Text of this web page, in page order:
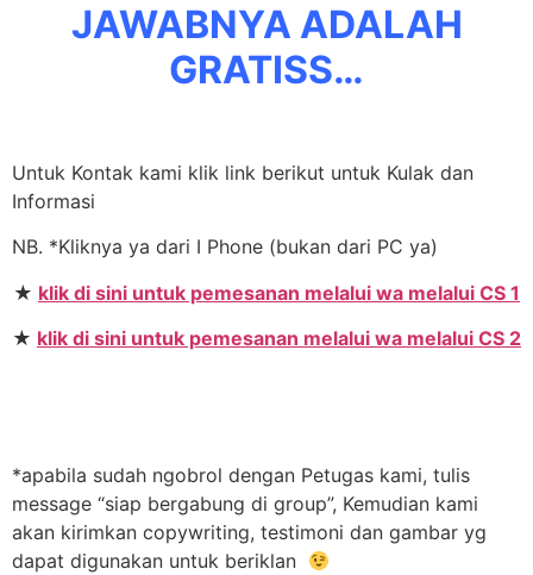
JAWABNYA ADALAH
GRATISS…
Untuk Kontak kami klik link berikut untuk Kulak dan
Informasi
NB. *Kliknya ya dari I Phone (bukan dari PC ya)
★ klik di sini untuk pemesanan melalui wa melalui CS 1
★ klik di sini untuk pemesanan melalui wa melalui CS 2
*apabila sudah ngobrol dengan Petugas kami, tulis
message “siap bergabung di group”, Kemudian kami
akan kirimkan copywriting, testimoni dan gambar yg
dapat digunakan untuk beriklan